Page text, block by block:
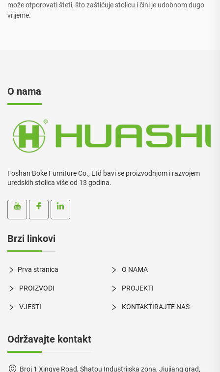
može otporovati šteti, što zaštićuje stolicu i čini je udobnom dugo
vrijeme.
O nama
Foshan Boke Furniture Co., Ltd bavi se proizvodnjom i razvojem
uredskih stolica više od 13 godina.
Brzi linkovi
Prva stranica O NAMA
PROIZVODI PROJEKTI
VJESTI KONTAKTIRAJTE NAS
Održavajte kontakt
Broj 1 Xingye Road, Shatou Industrijska zona, Jiujiang grad,